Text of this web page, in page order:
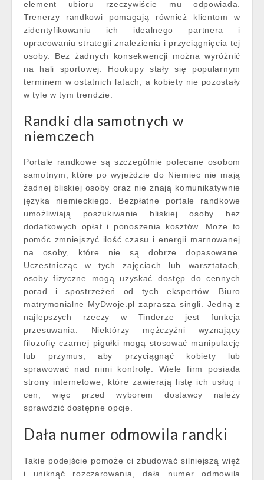
element ubioru rzeczywiście mu odpowiada.
Trenerzy randkowi pomagają również klientom w
zidentyfikowaniu ich idealnego partnera i
opracowaniu strategii znalezienia i przyciągnięcia tej
osoby. Bez żadnych konsekwencji można wyróżnić
na hali sportowej. Hookupy stały się popularnym
terminem w ostatnich latach, a kobiety nie pozostały
w tyle w tym trendzie.
Randki dla samotnych w
niemczech
Portale randkowe są szczególnie polecane osobom
samotnym, które po wyjeździe do Niemiec nie mają
żadnej bliskiej osoby oraz nie znają komunikatywnie
języka niemieckiego. Bezpłatne portale randkowe
umożliwiają poszukiwanie bliskiej osoby bez
dodatkowych opłat i ponoszenia kosztów. Może to
pomóc zmniejszyć ilość czasu i energii marnowanej
na osoby, które nie są dobrze dopasowane.
Uczestnicząc w tych zajęciach lub warsztatach,
osoby fizyczne mogą uzyskać dostęp do cennych
porad i spostrzeżeń od tych ekspertów. Biuro
matrymonialne MyDwoje.pl zaprasza singli. Jedną z
najlepszych rzeczy w Tinderze jest funkcja
przesuwania. Niektórzy mężczyźni wyznający
filozofię czarnej pigułki mogą stosować manipulację
lub przymus, aby przyciągnąć kobiety lub
sprawować nad nimi kontrolę. Wiele firm posiada
strony internetowe, które zawierają listę ich usług i
cen, więc przed wyborem dostawcy należy
sprawdzić dostępne opcje.
Dała numer odmowila randki
Takie podejście pomoże ci zbudować silniejszą więź
i uniknąć rozczarowania, dała numer odmowila